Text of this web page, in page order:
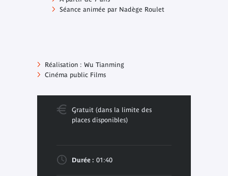
Séance animée par Nadège Roulet
Réalisation : Wu Tianming
Cinéma public Films
Gratuit (dans la limite des
places disponibles)
Durée : 01:40